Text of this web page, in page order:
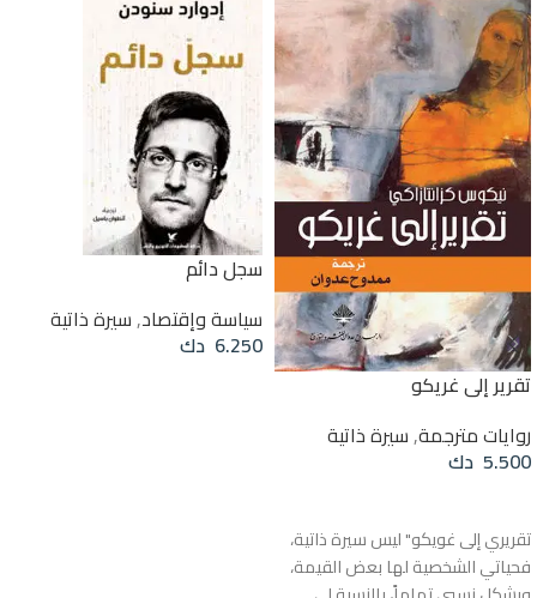
تقرير إلى غريكو
روايات مترجمة,سيرة ذاتية
5.500 دك
تقريري إلى غويكو" ليس سيرة ذاتية،
فحياتي الشخصية لها بعض القيمة،
سجل دائم
سياسة وإقتصاد,سيرة ذاتية
6.250 دك